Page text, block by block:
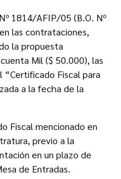
1814/AFIP/05 (B.O. Nº
las contrataciones,
la propuesta
Mil ($ 50.000), las
Fiscal para
a la fecha de la
Fiscal mencionado en
previo a la
en un plazo de
de Entradas.